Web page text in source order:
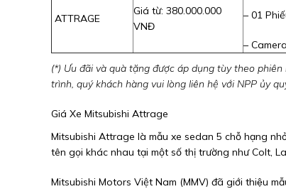
ATTRAGE
Giá từ: 380.000.000
VNĐ
– 01
–
(*) Ưu đãi và quà tặng được áp dụng tùy theo
trình, quý khách hàng vui lòng liên hệ với NPP ủy
Giá Xe Mitsubishi Attrage
Mitsubishi Attrage là mẫu xe sedan 5 chỗ hạng
tên gọi khác nhau tại một số thị trường như Colt,
Mitsubishi Motors Việt Nam (MMV) đã giới thiệu